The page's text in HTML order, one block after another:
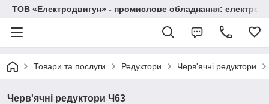
ТОВ «Електродвигун» - промислове обладнання:
Товари та послуги Редуктори Черв'ячні редуктори
Черв'ячні редуктори Ч63